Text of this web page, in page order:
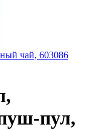
чай, 603086
пул,